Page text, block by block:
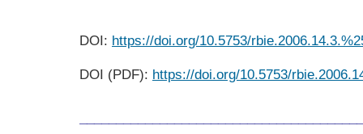
DOI: https://doi.org/10.5753/
DOI (PDF): https://doi.org/10.5753/